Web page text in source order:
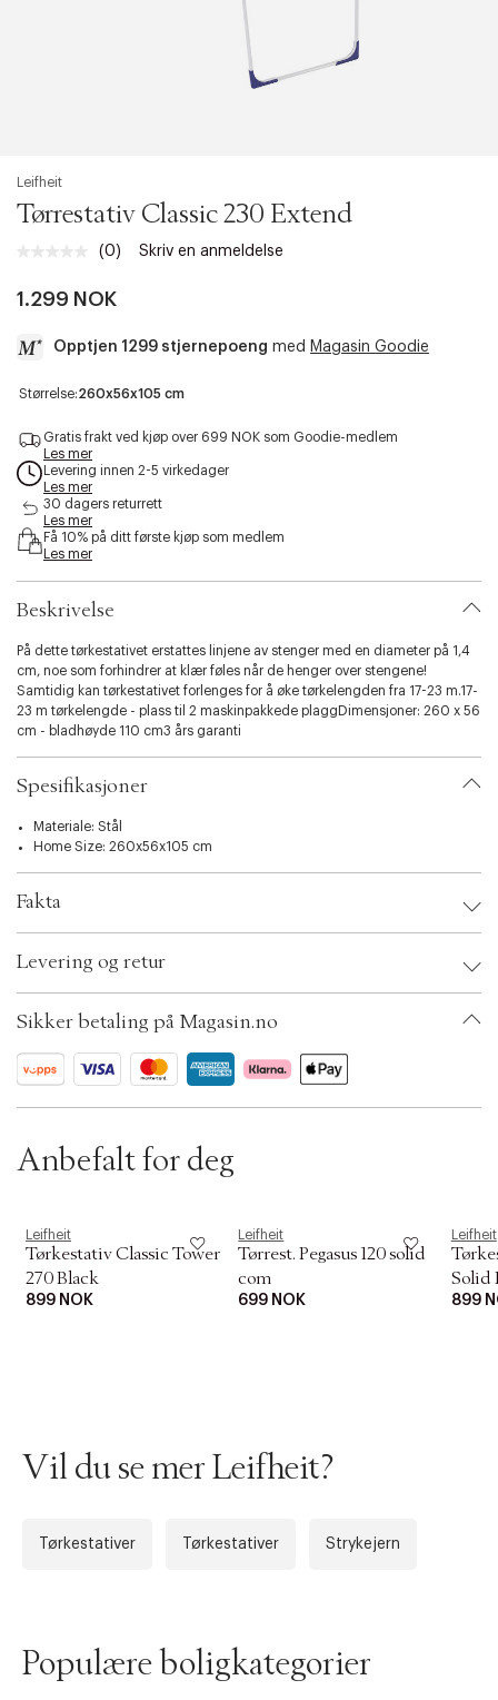
Leifheit
Tørrestativ Classic 230 Extend
Ingen
Samme
(0) Skriv en anmeldelse
1.299 NOK
Opptjen 1299 stjernepoeng med Magasin Goodie
a
c
s
b
i
t
.
v
a
r
i
a
t
i
s
e
e
c
i
o
Størrelse:260x56x105 cm
Gratis frakt ved kjøp over 699 NOK som Goodie-medlem
Les mer
Levering innen 2-5 virkedager
Les mer
30 dagers returrett
Les mer
Få 10% på ditt første kjøp som medlem
Les mer
Beskrivelse
På dette tørkestativet erstattes linjene av stenger med en diameter på 1,4
cm, noe som forhindrer at klær føles når de henger over stengene!
Samtidig kan tørkestativet forlenges for å øke tørkelengden fra 17-23 m.17-
23 m tørkelengde - plass til 2 maskinpakkede plaggDimensjoner: 260 x 56
cm - bladhøyde 110 cm3 års garanti
Spesifikasjoner
Materiale: Stål
Home Size: 260x56x105 cm
Fakta
EAN: 4006501816351
ID: AEZH32-0008
Levering og retur
Sikker betaling på Magasin.no
Anbefalt for deg
Leifheit
Tørkestativ Classic Tower
270 Black
899 NOK
Leifheit
Tørrest. Pegasus 120 solid
com
699 NOK
Leifheit
Solid
899
Vil du se mer Leifheit?
Tørkestativer Tørkestativer Strykejern
Populære boligkategorier